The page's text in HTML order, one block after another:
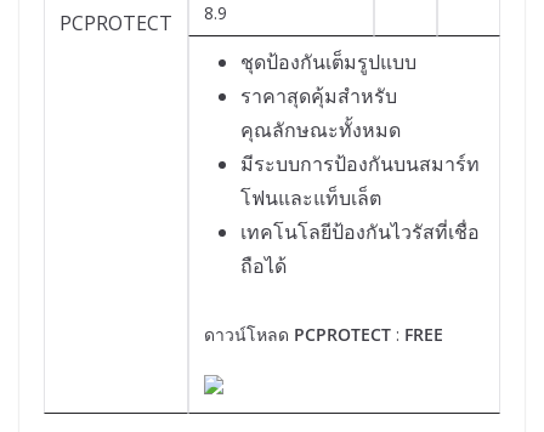
PCPROTECT 8.9
ชุดป้องกันเต็มรูปแบบ
ราคาสุดคุ้มสำหรับ
คุณลักษณะทั้งหมด
มีระบบการป้องกันบนสมาร์ท
โฟนและแท็บเล็ต
เทคโนโลยีป้องกันไวรัสที่เชื่อ
ถือได้
ดาวน์โหลด PCPROTECT : FREE